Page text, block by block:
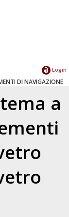
Login
DI NAVIGAZIONE
a